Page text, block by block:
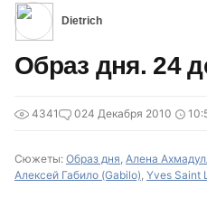
Dietrich
Образ дня. 24
4341 024 Декабря 2010
Сюжеты: Образ дня, Алена
Алексей Габило (Gabilo), Yves Saint